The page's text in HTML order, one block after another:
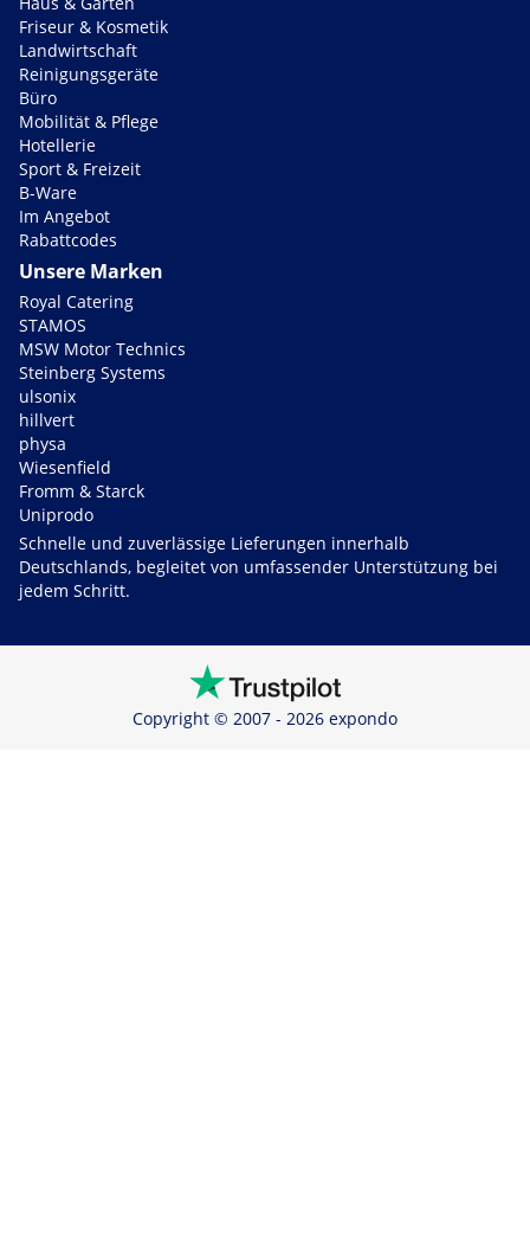
Friseur & Kosmetik
Landwirtschaft
Reinigungsgeräte
Büro
Mobilität & Pflege
Hotellerie
Sport & Freizeit
B-Ware
Im Angebot
Rabattcodes
Unsere Marken
Royal Catering
STAMOS
MSW Motor Technics
Steinberg Systems
ulsonix
hillvert
physa
Wiesenfield
Fromm & Starck
Uniprodo
Schnelle und zuverlässige Lieferungen innerhalb
Deutschlands, begleitet von umfassender Unterstützung bei
jedem Schritt.
Copyright © 2007 - 2026 expondo